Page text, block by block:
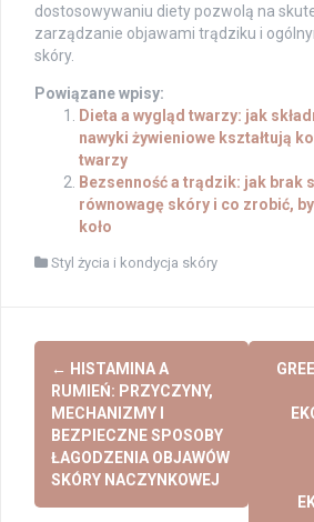
dostosowywaniu diety pozwolą na
zarządzanie objawami trądziku i
skóry.
Powiązane wpisy:
Dieta a wygląd twarzy: jak
nawyki żywieniowe kształtują
twarzy
Bezsenność a trądzik: jak brak
równowagę skóry i co zrobić,
koło
Styl życia i kondycja skóry
Post
navigation
← HISTAMINA A
RUMIEŃ: PRZYCZYNY,
MECHANIZMY I
BEZPIECZNE SPOSOBY
ŁAGODZENIA OBJAWÓW
SKÓRY NACZYNKOWEJ